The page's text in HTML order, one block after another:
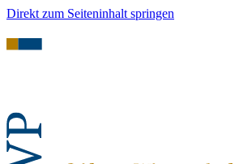
Direkt zum Seiteninhalt springen